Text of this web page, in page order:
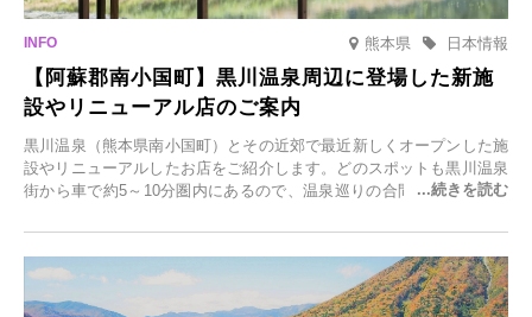
熊本県 日本情報
【阿蘇郡南小国町】黒川温泉周辺に登場した新施
設やリニューアル店のご案内
黒川温泉（熊本県南小国町）とその近郊で最近新しくオープンした施
設やリニューアルしたお店をご紹介します。どのスポットも黒川温泉
街から車で約5～10分圏内にあるので、温泉巡りの合間に気軽に立ち
元食材にこだわったレストランなど、多彩な魅力が満載です。黒川温
泉の新たな楽しみとしてチェックしてみてください。